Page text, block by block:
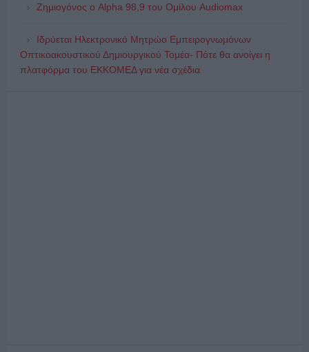
Ζημιογόνος ο Alpha 98,9 του Ομίλου Audiomax
Ιδρύεται Ηλεκτρονικό Μητρώο Εμπειρογνωμόνων
Οπτικοακουστικού Δημιουργικού Τομέα- Πότε θα ανοίγει η
πλατφόρμα του ΕΚΚΟΜΕΔ για νέα σχέδια